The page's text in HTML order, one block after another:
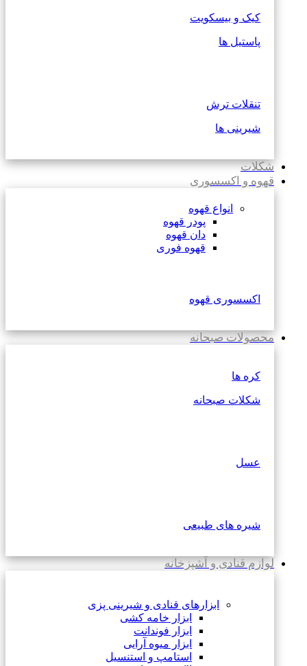
کیک و بیسکویت
پاستیل ها
تنقلات ترش
شیرینی ها
شکلات
قهوه و اکسسوری
انواع قهوه
پودر قهوه
دان قهوه
قهوه فوری
اکسسوری قهوه
محصولات صبحانه
کره ها
شکلات صبحانه
عسل
شیره های طبیعی
لوازم قنادی و آشپزخانه
ابزارهای قنادی و شیرینی پزی
ابزار خامه کشی
ابزار فوندانت
ابزار میوه آرایی
استامپ و استنسیل